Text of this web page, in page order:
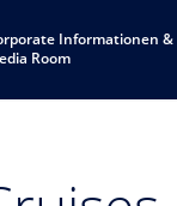
Informationen &
Room